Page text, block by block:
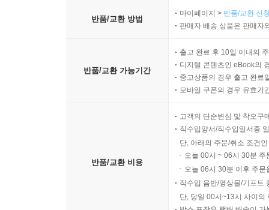
반품/교환 방법
마이페이지 > 반품/교환 신
판매자 배송 상품은 판매자
반품/교환 가능기간
출고 완료 후 10일 이내의
디지털 콘텐츠인 eBook의
중고상품의 경우 출고 완료
모바일 쿠폰의 경우 유효기
반품/교환 비용
고객의 단순변심 및 착오구
직수입양서/직수입일서중
단, 아래의 주문/취소 조건
오늘 00시 ~ 06시 30분
오늘 06시 30분 이후 주
직수입 음반/영상물/기프트
단, 당일 00시~13시 사이의